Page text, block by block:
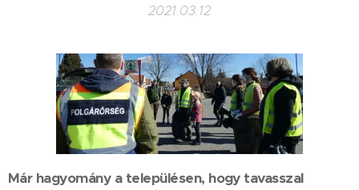
2021.03.12
Már hagyomány a településen, hogy tavasszal